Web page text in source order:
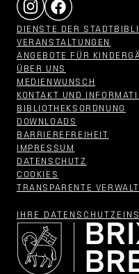
DIENSTE DER
VERANSTALTUNGEN
ANGEBOTE FÜR
ÜBER UNS
MEDIENWUNSCH
KONTAKT UND
BIBLIOTHEKSORDNUNG
DOWNLOADS
BARRIEREFREIHEIT
IMPRESSUM
DATENSCHUTZ
COOKIES
TRANSPARENTE
IHRE